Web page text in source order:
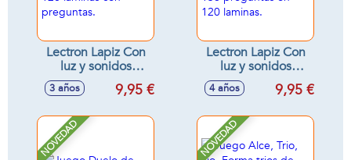
Lectron Lapiz Con
luz y sonidos
Prescolar 3-4 años.
120 laminas con
3 años 9,95 €
Lectron Lapiz Con
luz y sonidos
Prescolar 4-5 años.
138 preguntas en
4 años 9,95 €
NOVEDAD NOVEDAD